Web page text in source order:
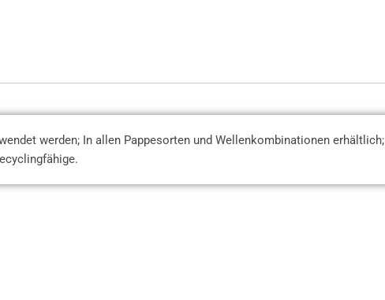
werden; In allen Pappesorten und Wellenkombinationen erhältlich;